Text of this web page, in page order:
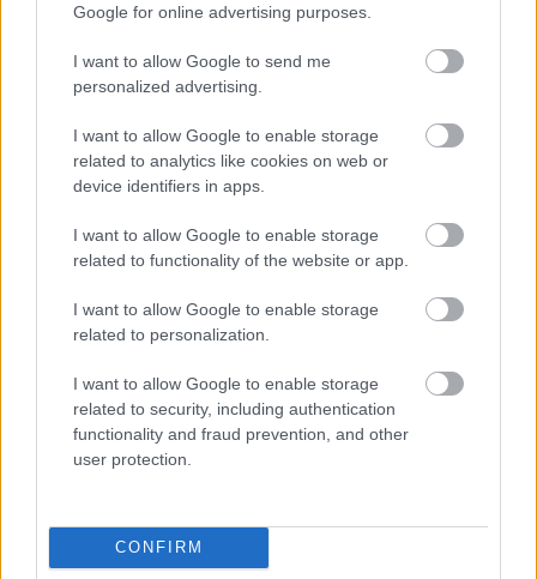
Google for online advertising purposes.
I want to allow Google to send me
personalized advertising.
I want to allow Google to enable storage
related to analytics like cookies on web or
device identifiers in apps.
I want to allow Google to enable storage
related to functionality of the website or app.
I want to allow Google to enable storage
related to personalization.
I want to allow Google to enable storage
related to security, including authentication
functionality and fraud prevention, and other
user protection.
CONFIRM
Αν, λοιπόν, τηρήσεις με συνέπεια αυτή τη μέθοδο,
σεβασμό των συναδέλφων σου και θα βελτιώσεις
τις συνθήκες που επικρατούν στο επαγγελματικό